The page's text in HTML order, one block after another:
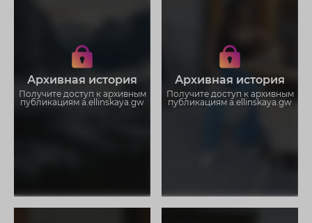
Архивная история
Получите доступ к архивным
публикациям a.ellinskaya.gw
Получите доступ к архивным
историям a.ellinskaya.gw
Не отвлекайтесь на рекламу
Загружайте истории без
ограничений
Архивная история
Получите доступ к архивным
публикациям a.ellinskaya.gw
Получите доступ к архивным
историям a.ellinskaya.gw
Не отвлекайтесь на рекламу
Загружайте истории без
ограничений